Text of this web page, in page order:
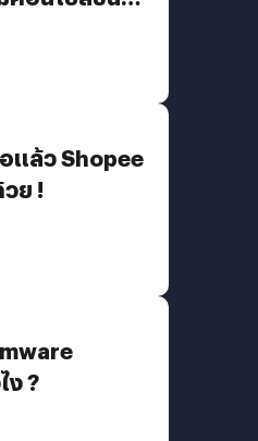
แล้ว Shopee
ย !
?